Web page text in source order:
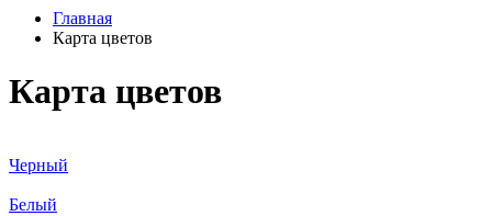
Главная
Карта цветов
Карта цветов
Черный
Белый